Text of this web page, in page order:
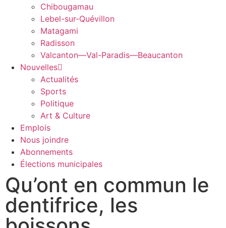
Chibougamau
Lebel-sur-Quévillon
Matagami
Radisson
Valcanton—Val-Paradis—Beaucanton
Nouvelles
Actualités
Sports
Politique
Art & Culture
Emplois
Nous joindre
Abonnements
Élections municipales
Qu’ont en commun le
dentifrice, les